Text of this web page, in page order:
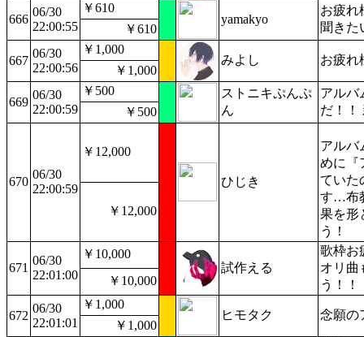
666
06/30
22:00:55
￥610
yamakyo
お疲れ
聞き
￥610
667
06/30
22:00:56
￥1,000
みよし お疲れ
￥1,000
669
06/30
22:00:59
￥500
ストニキぷんぷ
ん
アルバ
だ！！
￥500
670
06/30
22:00:59
￥12,000
ひじき
アルバ
めに『
ていた
す…布
果を形
う！
￥12,000
671
06/30
22:01:00
￥10,000
試作える
歌枠お
オリ曲
う！！
￥10,000
672
06/30
22:01:01
￥1,000
ヒモタク 念願の
￥1,000